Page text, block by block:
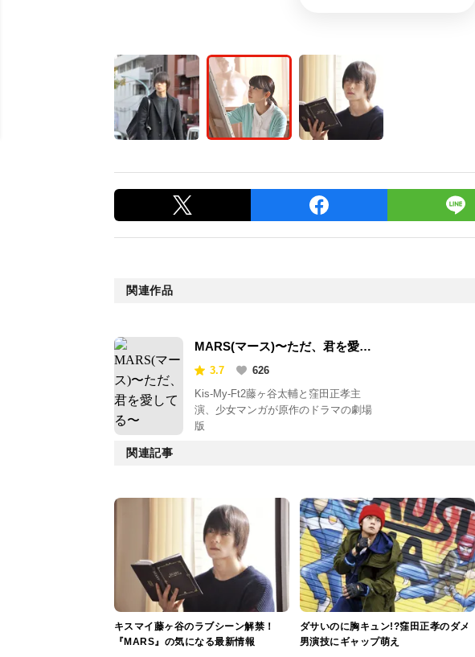
関連作品
MARS(マース)〜ただ、君を愛し
てる〜
3.7
626
Kis-My-Ft2藤ヶ谷太輔と窪田正孝主
演、少女マンガが原作のドラマの劇場
版
関連記事
キスマイ藤ヶ谷のラブシーン解禁！
『MARS』の気になる最新情報
ダサいのに胸キュン!?窪田正孝のダメ
男演技にギャップ萌え